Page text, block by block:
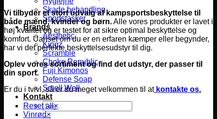
Skade behandling
Sportstasker
Brands
Aesthetic
Kingz
Scramble
Choke Republic
Fuji Kimonos
Defense Soap
Smell Well
Kontakt
Søg
efter:
Vi tilbyder et stort udvalg af kampsportsbeskyttelse til
både mænd, kvinder og børn.Alle vores produkter er lavet i
høj kvalitet og er testet for at sikre optimal beskyttelse og
komfort. Uanset om du er en erfaren kæmper eller begynder,
har vi det perfekte beskyttelsesudstyr til dig.
Oplev vores sortiment og find det udstyr, der passer til
din sport.
Er du i tvivl, så er du meget velkommen til at kontakte os.
Reset all×
Vinrød×